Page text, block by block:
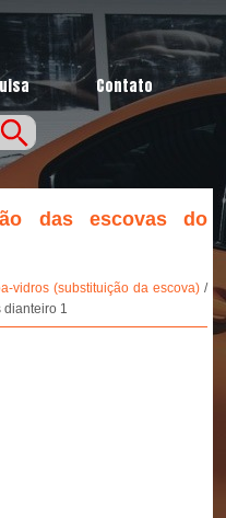
Contato
das escovas do
vidros (substituição da escova) /
dianteiro 1